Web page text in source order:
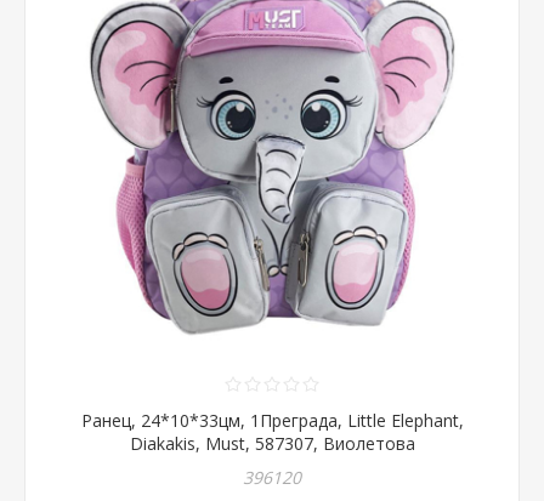
Ранец, 24*10*33цм, 1Преграда, Little Elephant,
Diakakis, Must, 587307, Виолетова
396120